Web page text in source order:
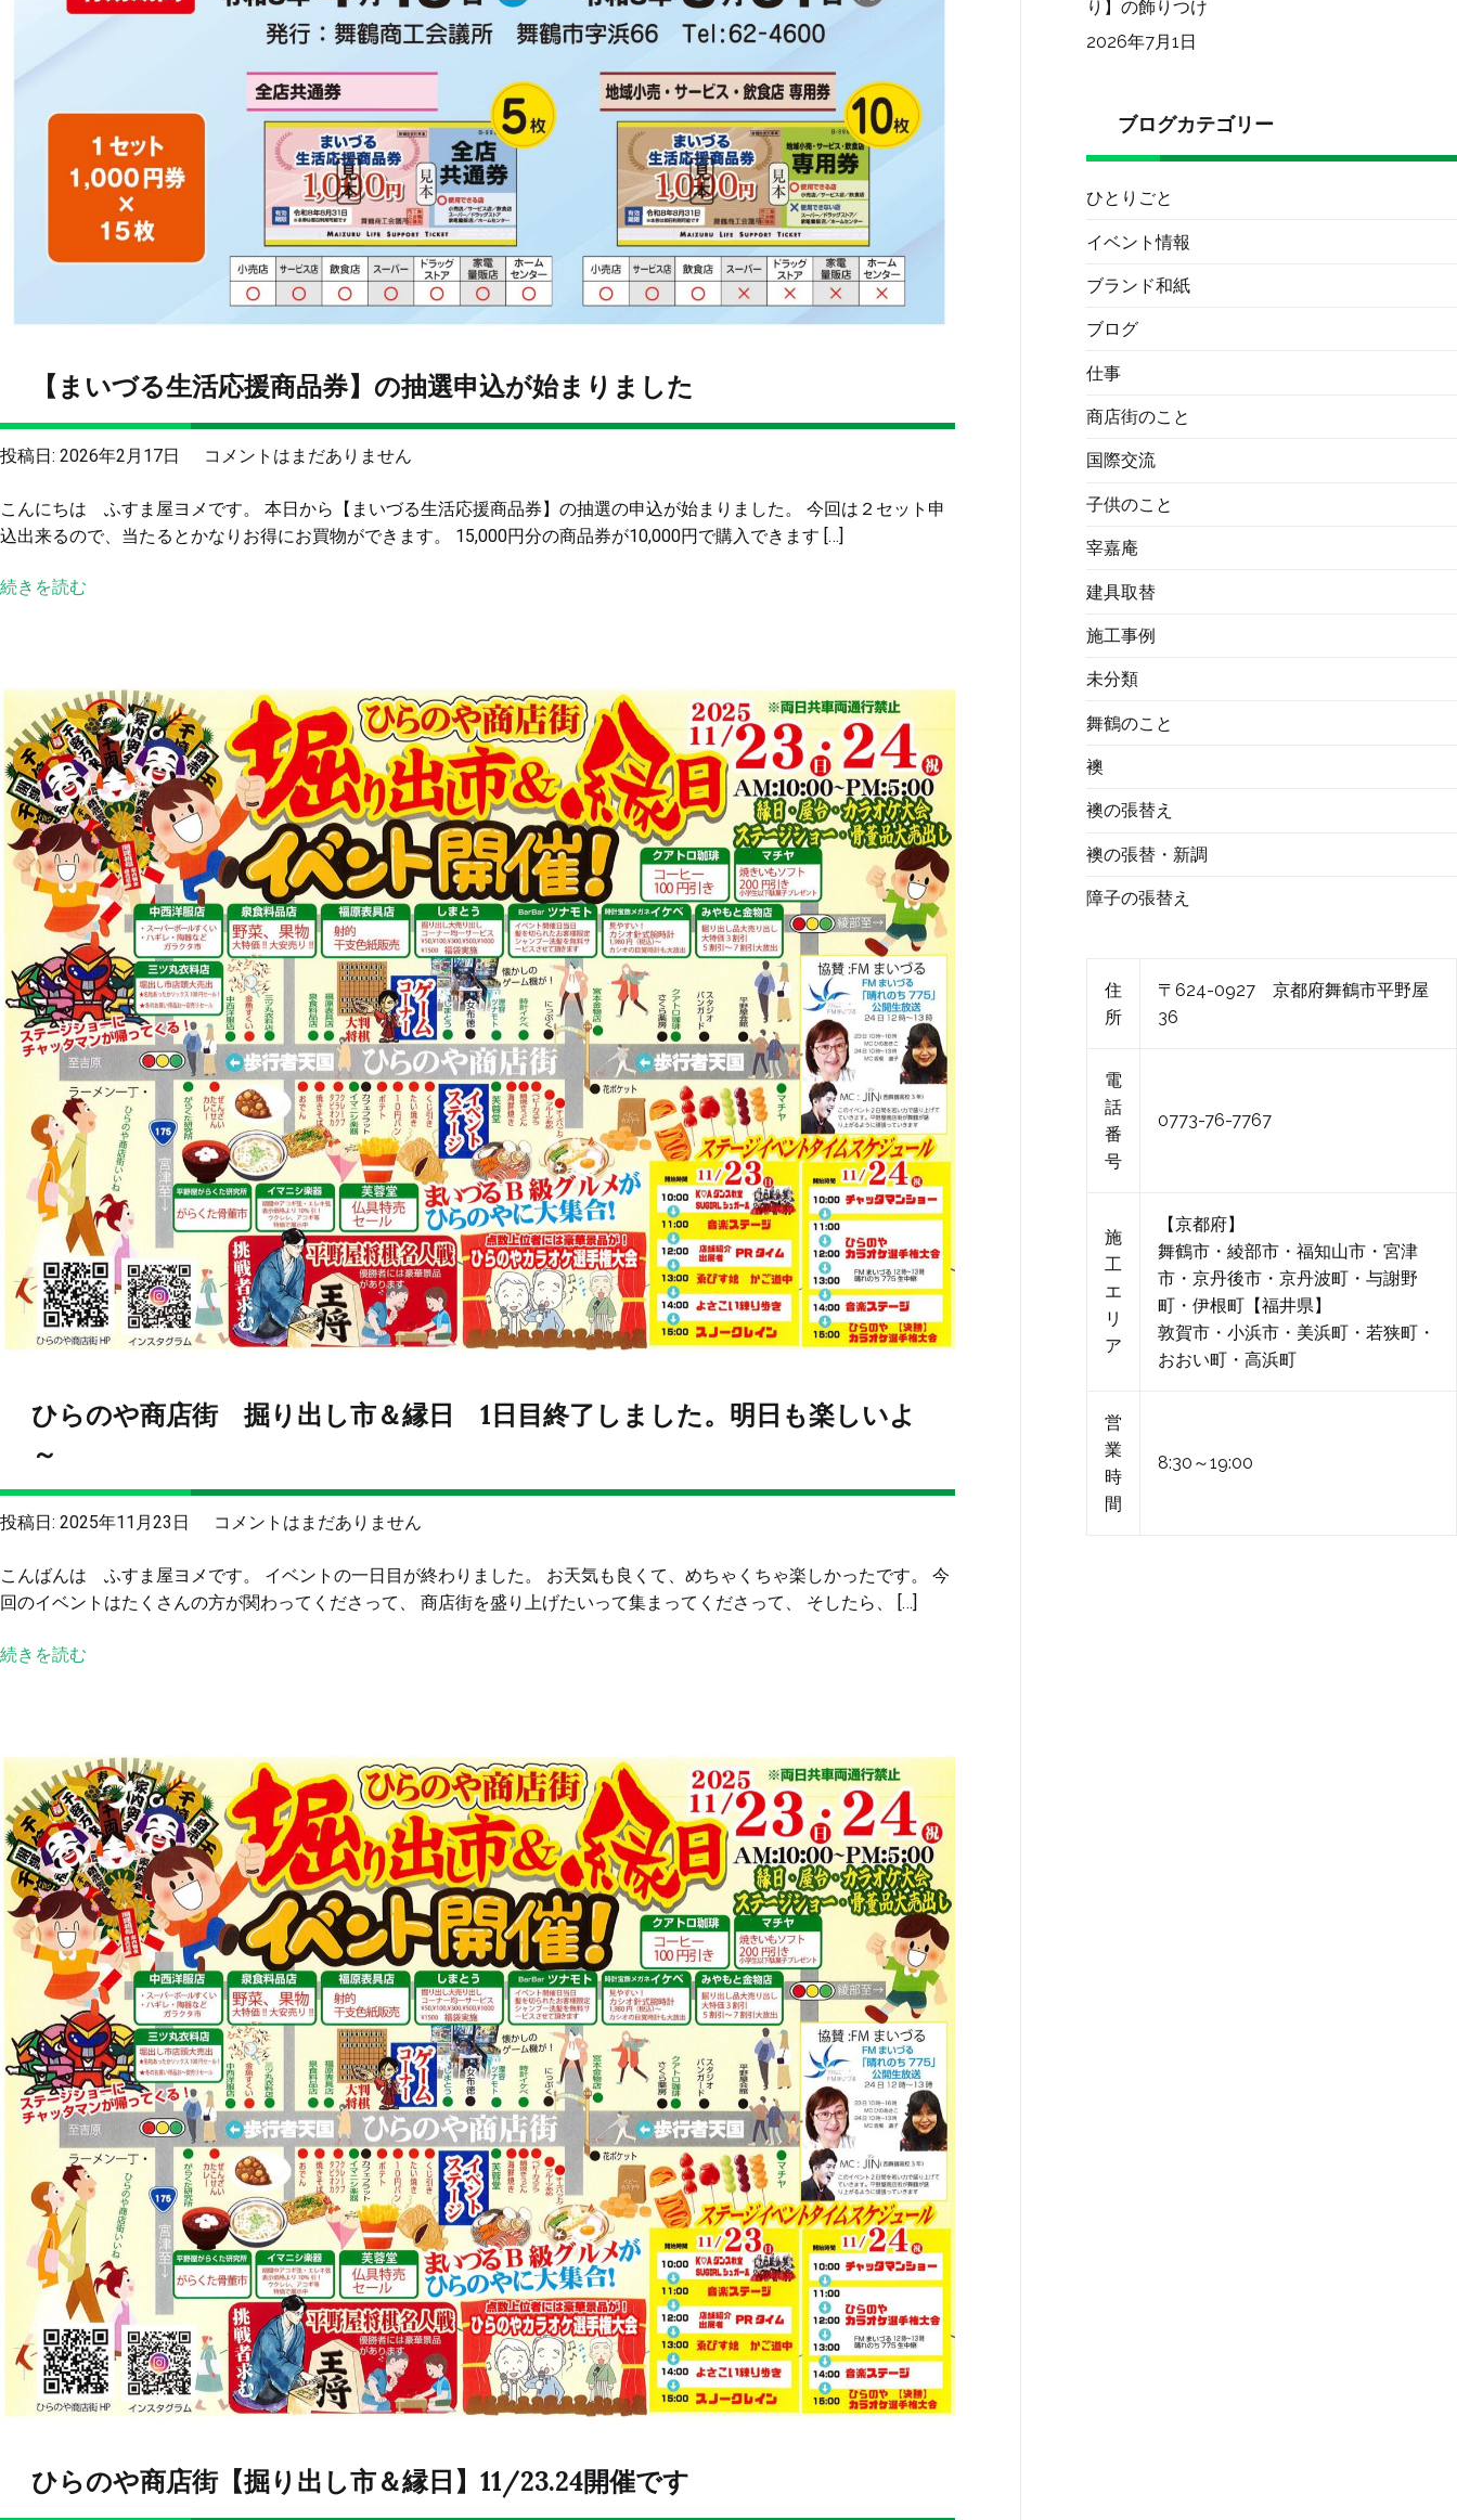
【まいづる生活応援商品券】の抽選申込が始まりました
投稿日: 2026年2月17日
【ま
づ
る
券】
の
抽
選
申
込
が
始
ま
り
ま
し
た
へ
の
コメントはまだありません
こんにちは ふすま屋ヨメです。 本日から【まいづる生活応援商品券】の抽選の申込が始まりました。 今回は２セット申
込出来るので、当たるとかなりお得にお買物ができます。 15,000円分の商品券が10,000円で購入できます […]
続きを読む
ひらのや商店街 掘り出し市＆縁日 1日目終了しました。明日も楽しいよ
～
投稿日: 2025年11月23日
ひ
の
や
し
市
＆
縁
日
1
日
目
了
し
ま
し
た。
明
日
も
楽
し
い
よ
～
へ
の
コメントはまだありません
こんばんは ふすま屋ヨメです。 イベントの一日目が終わりました。 お天気も良くて、めちゃくちゃ楽しかったです。 今
回のイベントはたくさんの方が関わってくださって、 商店街を盛り上げたいって集まってくださって、 そしたら、 […]
続きを読む
ひらのや商店街【掘り出し市＆縁日】11/23.24開催です
り】の飾りつけ
2026年7月1日
ブログカテゴリー
ひとりごと
イベント情報
ブランド和紙
ブログ
仕事
商店街のこと
国際交流
子供のこと
宰嘉庵
建具取替
施工事例
未分類
舞鶴のこと
襖
襖の張替え
襖の張替・新調
障子の張替え
住
所
〒624-0927 京都府舞鶴市平野屋
36
電
話
番
号
0773-76-7767
施
工
エ
リ
ア
【京都府】
舞鶴市・綾部市・福知山市・宮津
市・京丹後市・京丹波町・与謝野
町・伊根町【福井県】
敦賀市・小浜市・美浜町・若狭町・
おおい町・高浜町
営
業
時
間
8:30～19:00